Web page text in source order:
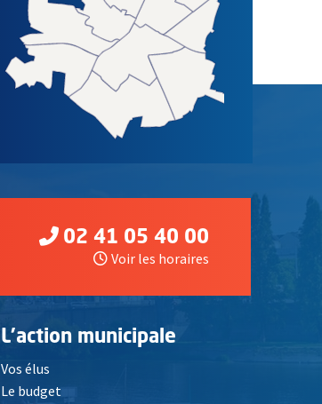
02 41 05 40 00
Voir les horaires
L'action municipale
Vos élus
Le budget